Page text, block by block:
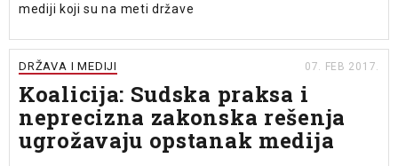
mediji koji su na meti države
DRŽAVA I MEDIJI 07. FEB 2017.
Koalicija: Sudska praksa i
neprecizna zakonska rešenja
ugrožavaju opstanak medija